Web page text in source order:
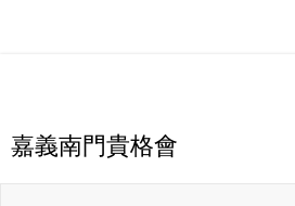
嘉義南門貴格會